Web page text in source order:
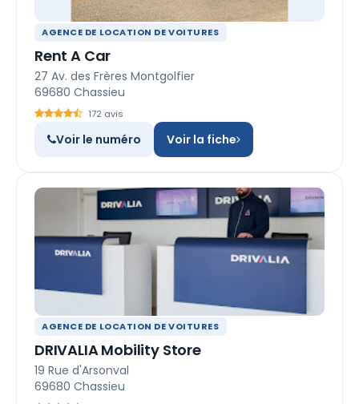
AGENCE DE LOCATION DE VOITURES
Rent A Car
27 Av. des Frères Montgolfier
69680 Chassieu
172 avis
Voir le numéro Voir la fiche
AGENCE DE LOCATION DE VOITURES
DRIVALIA Mobility Store
19 Rue d'Arsonval
69680 Chassieu